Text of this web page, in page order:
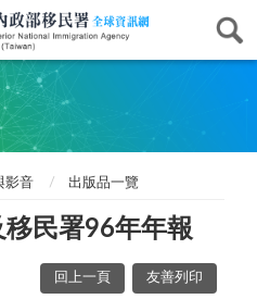
影音 出版品一覽
民署96年年報
回上一頁 友善列印